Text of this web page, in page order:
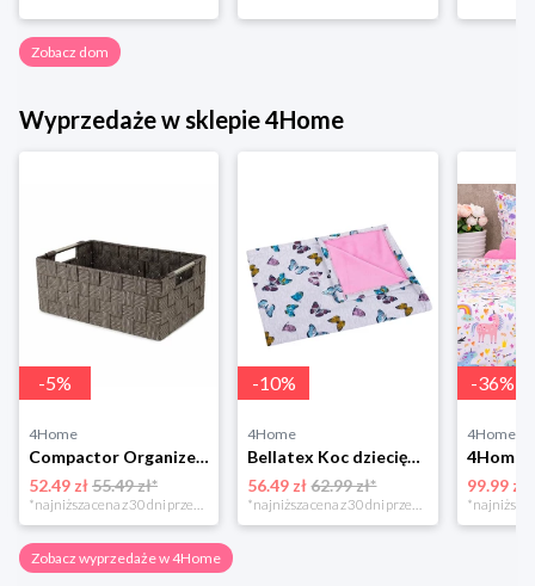
Zobacz dom
Wyprzedaże w sklepie 4Home
-5%
4Home
Compactor Organizer do przechowywania Toronto, 30 x 20 x 12 cm, ciemnobrązowy
52.49 zł55.49 zł*
-10%
4Home
Bellatex Koc dziecięcy Bára Butterfly różowy, 75 x 100 cm
56.49 zł 62.99 zł*
-36%
4Home
99.99 zł
Zobacz wyprzedaże w 4Home